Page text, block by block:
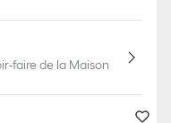
faire de la Maison